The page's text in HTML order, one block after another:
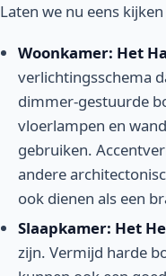
Laten we nu eens
Woonkamer: Het
verlichtingsschema
dimmer-gestuurde
vloerlampen en
gebruiken.
andere
ook dienen als een
Slaapkamer: Het
zijn. Vermijd harde